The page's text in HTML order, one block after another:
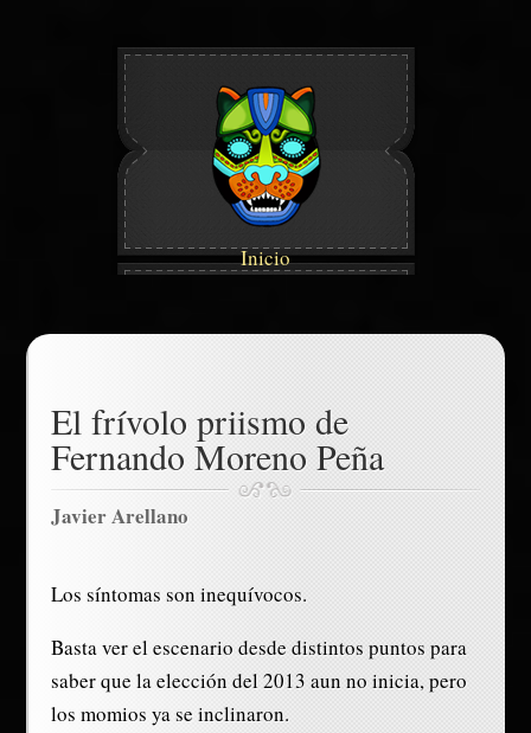
Inicio
El frívolo priismo de
Fernando Moreno Peña
Javier Arellano
Los síntomas son inequívocos.
Basta ver el escenario desde distintos puntos para
saber que la elección del 2013 aun no inicia, pero
los momios ya se inclinaron.